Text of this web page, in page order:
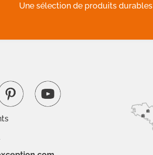
Une sélection de produits durables